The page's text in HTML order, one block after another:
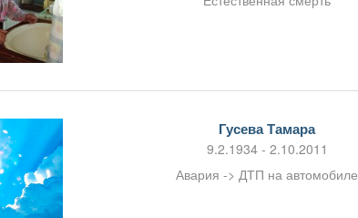
Гусева Тамара
9.2.1934 - 2.10.2011
Авария -> ДТП на автомобиле